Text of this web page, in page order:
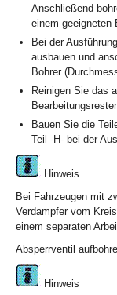
Anschließend
einem geeigneten
Bei der
ausbauen und
Bohrer
Reinigen Sie das
Bauen Sie die
Teil -H- bei der
Hinweis
Bei Fahrzeugen mit
Verdampfer vom
einem separaten
Absperrventil
Hinweis